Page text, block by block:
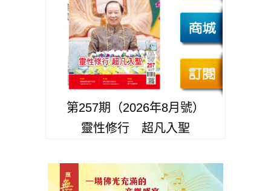
第257期（2026年8月號）
靈性修行 超凡入聖